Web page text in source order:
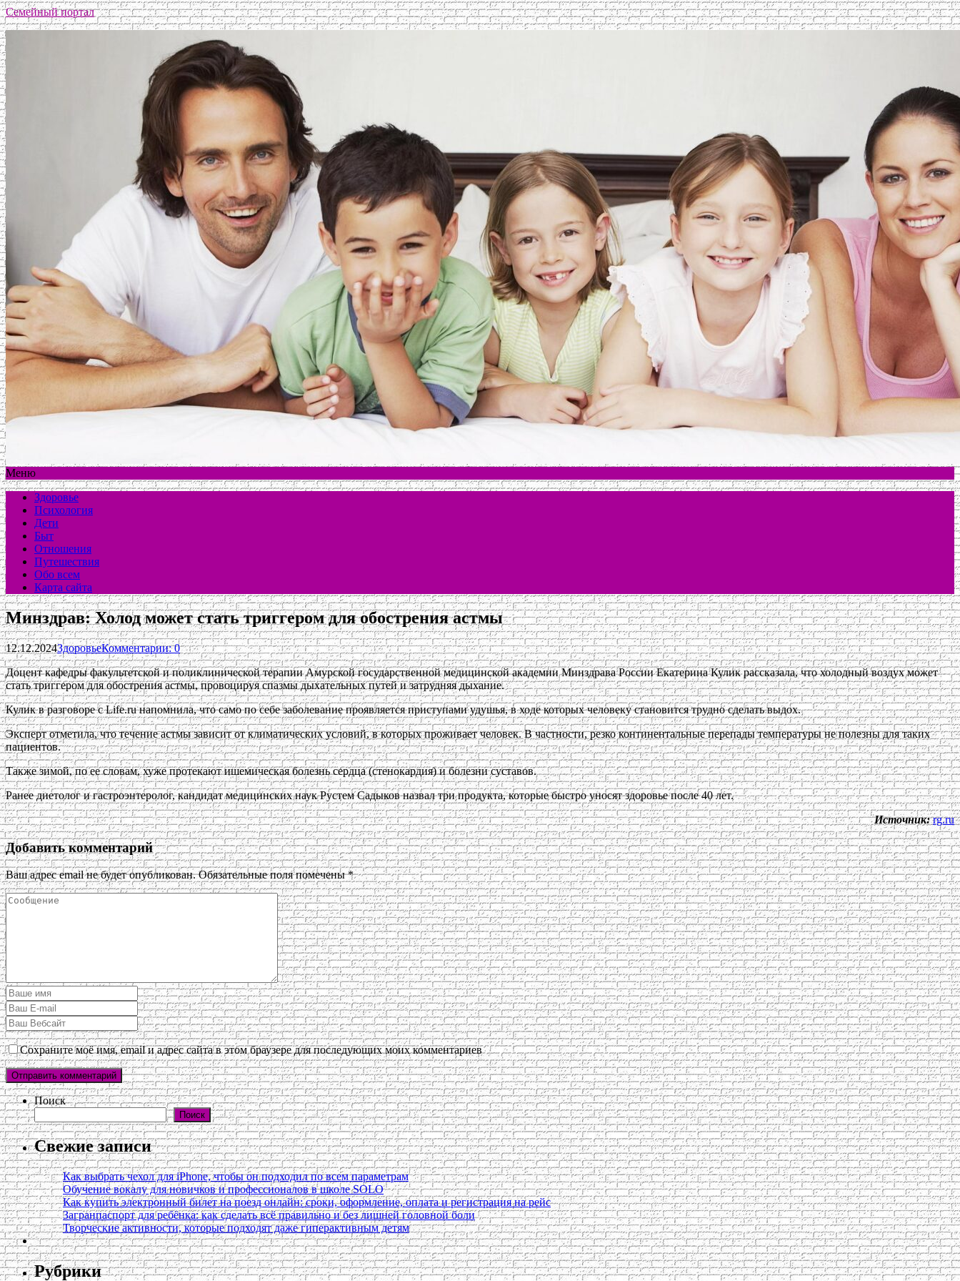
Семейный портал
Меню
Здоровье
Психология
Дети
Быт
Отношения
Путешествия
Обо всем
Карта сайта
Минздрав: Холод может стать триггером для обострения астмы
12.12.2024ЗдоровьеКомментарии: 0
Доцент кафедры факультетской и поликлинической терапии Амурской государственной медицинской академии Минздрава России Екатерина Кулик рассказала, что холодный воздух может
стать триггером для обострения астмы, провоцируя спазмы дыхательных путей и затрудняя дыхание.
Кулик в разговоре с Life.ru напомнила, что само по себе заболевание проявляется приступами удушья, в ходе которых человеку становится трудно сделать выдох.
Эксперт отметила, что течение астмы зависит от климатических условий, в которых проживает человек. В частности, резко континентальные перепады температуры не полезны для таких
пациентов.
Также зимой, по ее словам, хуже протекают ишемическая болезнь сердца (стенокардия) и болезни суставов.
Ранее диетолог и гастроэнтеролог, кандидат медицинских наук Рустем Садыков назвал три продукта, которые быстро уносят здоровье после 40 лет.
Источник: rg.ru
Добавить комментарий
Ваш адрес email не будет опубликован. Обязательные поля помечены*
Сохраните моё имя, email и адрес сайта в этом браузере для последующих моих комментариев
Поиск
Поиск
Свежие записи
Как выбрать чехол для iPhone, чтобы он подходил по всем параметрам
Обучение вокалу для новичков и профессионалов в школе SOLO
Как купить электронный билет на поезд онлайн: сроки, оформление, оплата и регистрация на рейс
Загранпаспорт для ребёнка: как сделать всё правильно и без лишней головной боли
Творческие активности, которые подходят даже гиперактивным детям
Рубрики